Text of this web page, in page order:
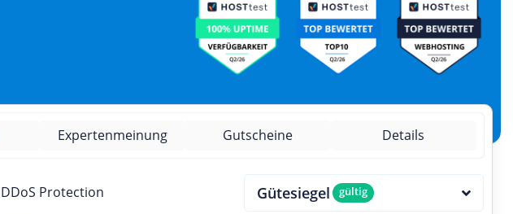
Expertenmeinung Gutscheine Details
DDoS Protection Gütesiegel gültig